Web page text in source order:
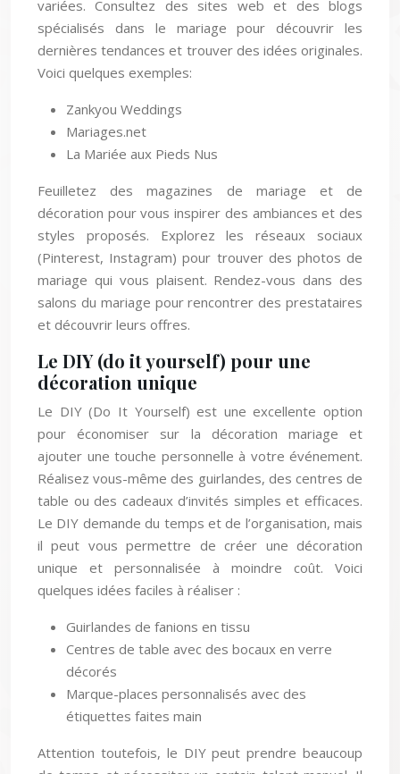
spécialisés dans le mariage pour découvrir les
dernières tendances et trouver des idées originales.
Voici quelques exemples:
Zankyou Weddings
Mariages.net
La Mariée aux Pieds Nus
Feuilletez des magazines de mariage et de
décoration pour vous inspirer des ambiances et des
styles proposés. Explorez les réseaux sociaux
(Pinterest, Instagram) pour trouver des photos de
mariage qui vous plaisent. Rendez-vous dans des
salons du mariage pour rencontrer des prestataires
et découvrir leurs offres.
Le DIY (do it yourself) pour une
décoration unique
Le DIY (Do It Yourself) est une excellente option
pour économiser sur la décoration mariage et
ajouter une touche personnelle à votre événement.
Réalisez vous-même des guirlandes, des centres de
table ou des cadeaux d’invités simples et efficaces.
Le DIY demande du temps et de l’organisation, mais
il peut vous permettre de créer une décoration
unique et personnalisée à moindre coût. Voici
quelques idées faciles à réaliser :
Guirlandes de fanions en tissu
Centres de table avec des bocaux en verre
décorés
Marque-places personnalisés avec des
étiquettes faites main
Attention toutefois, le DIY peut prendre beaucoup
de temps et nécessiter un certain talent manuel. Il